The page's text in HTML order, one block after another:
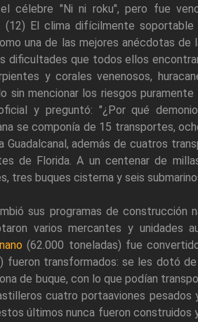
célebre "Ni ni roku", pero fue
El clima difícilmente
una de las mejores anécdotas de
dificultades que todos ellos
y corales venenosos,
sin mencionar los riesgos
y preguntó: "¿Por qué
se componía de 15 transportes,
Guadalcanal, además de cuatros
de Florida. A un centenar de
tres buques cisterna y seis
sus programas de construcción
varios mercantes y unidades
(62.000 toneladas) fue
fueron transformados: se les dotó
de buque, con lo que podían
cuatro portaaviones
últimos nunca fueron construidos